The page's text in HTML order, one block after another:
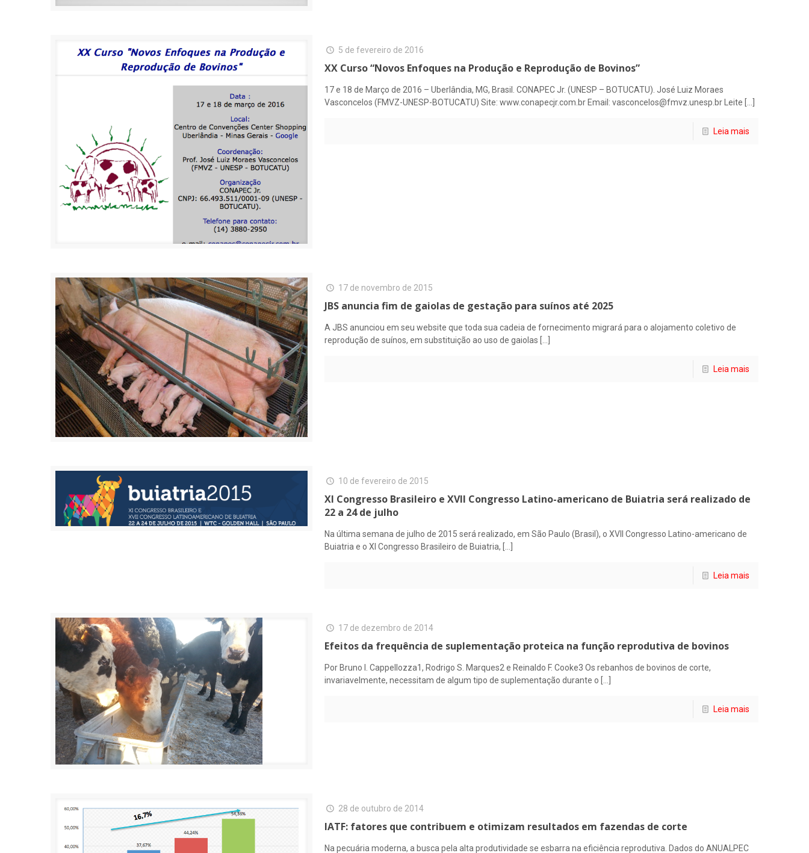
5 de fevereiro de 2016
XX Curso “Novos Enfoques na Produção e Reprodução de Bovinos”
17 e 18 de Março de 2016 – Uberlândia, MG, Brasil. CONAPEC Jr. (UNESP – BOTUCATU). José Luiz Moraes
Vasconcelos (FMVZ-UNESP-BOTUCATU) Site: www.conapecjr.com.br Email: vasconcelos@fmvz.unesp.br Leite […]
Leia mais
17 de novembro de 2015
JBS anuncia fim de gaiolas de gestação para suínos até 2025
A JBS anunciou em seu website que toda sua cadeia de fornecimento migrará para o alojamento coletivo de
reprodução de suínos, em substituição ao uso de gaiolas
Leia mais
10 de fevereiro de 2015
XI Congresso Brasileiro e XVII Congresso Latino-americano de Buiatria será realizado de
22 a 24 de julho
Na última semana de julho de 2015 será realizado, em São Paulo (Brasil), o XVII Congresso Latino-americano de
Buiatria e o XI Congresso Brasileiro de Buiatria, […]
Leia mais
17 de dezembro de 2014
Efeitos da frequência de suplementação proteica na função reprodutiva de bovinos
Por Bruno I. Cappellozza1, Rodrigo S. Marques2 e Reinaldo F. Cooke3 Os rebanhos de bovinos de corte,
invariavelmente, necessitam de algum tipo de suplementação durante o […]
Leia mais
28 de outubro de 2014
IATF: fatores que contribuem e otimizam resultados em fazendas de corte
Na pecuária moderna, a busca pela alta produtividade se esbarra na eficiência reprodutiva. Dados do ANUALPEC